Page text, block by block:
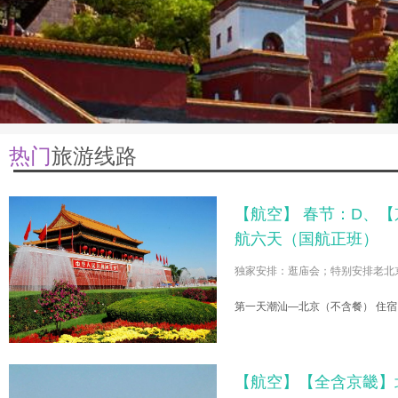
热门旅游线路
【航空】 春节：D、
航六天（国航正班）
独家安排：逛庙会；特别安排老
第一天潮汕—北京（不含餐） 住
【航空】【全含京畿